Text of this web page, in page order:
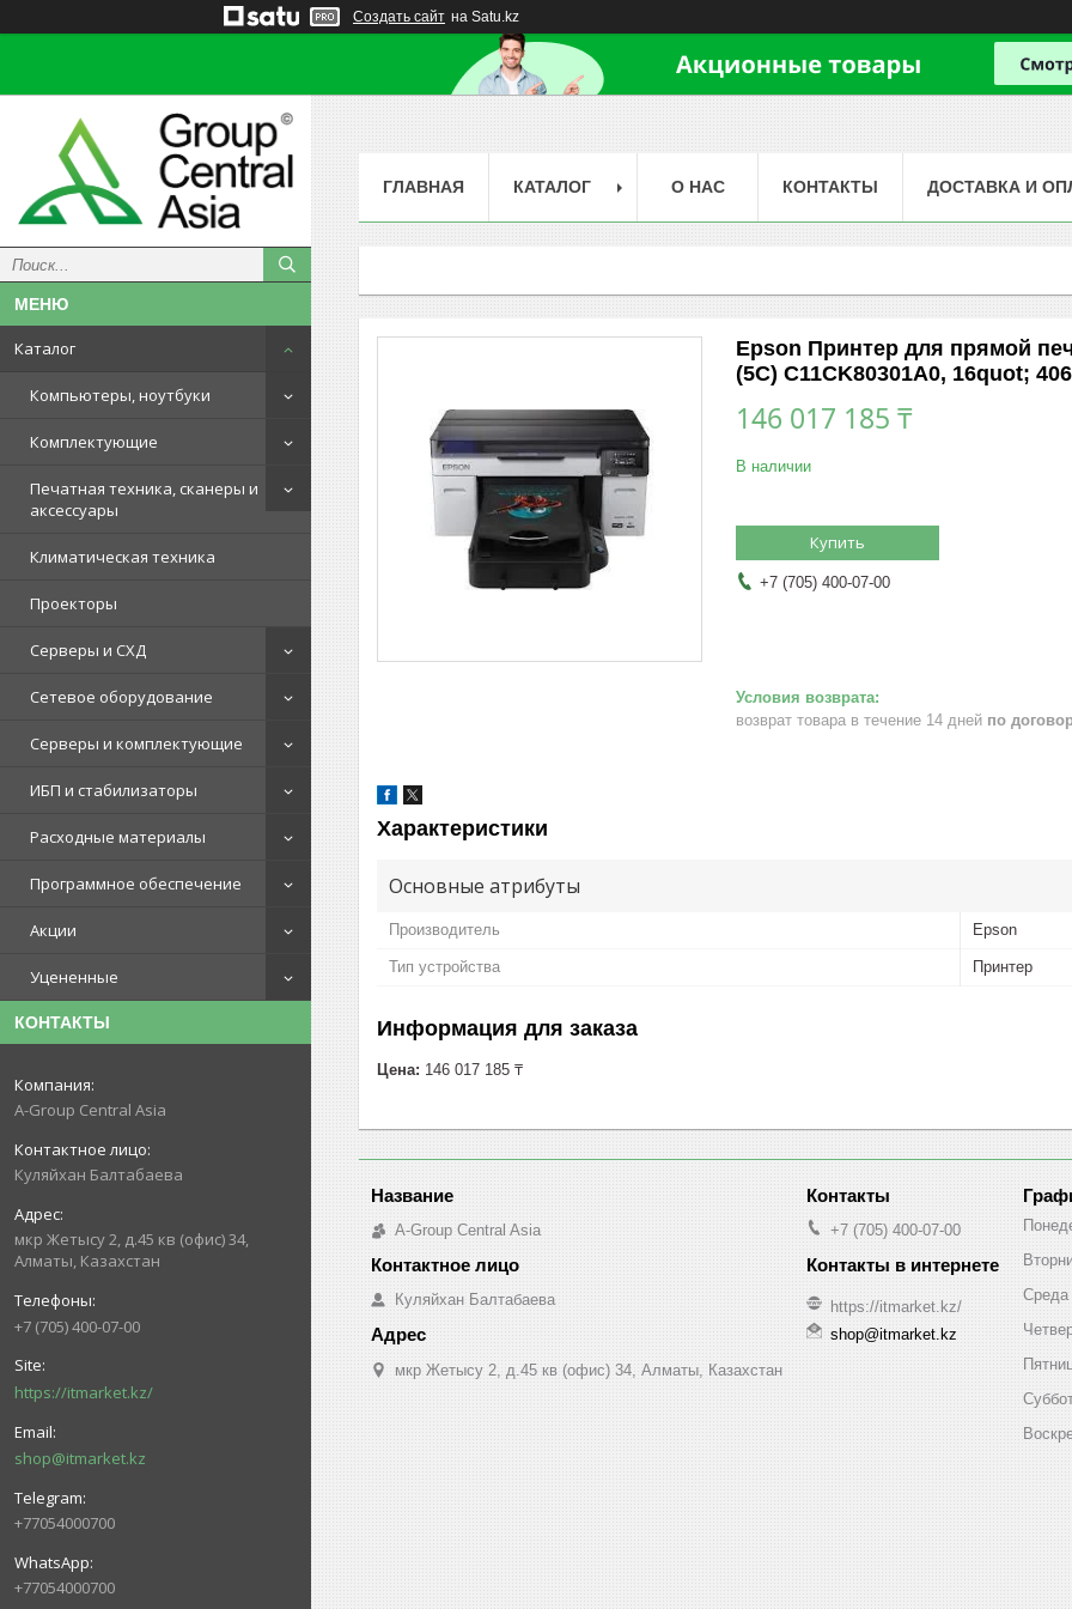
Создать сайт на Satu.kz
Каталог
Компьютеры, ноутбуки
Комплектующие
Печатная техника, сканеры и
аксессуары
Климатическая техника
Проекторы
Серверы и СХД
Сетевое оборудование
Серверы и комплектующие
ИБП и стабилизаторы
Расходные материалы
Программное обеспечение
Акции
Уцененные
КОНТАКТЫ
A-Group Central Asia
Куляйхан Балтабаева
мкр Жетысу 2, д.45 кв (офис) 34,
Алматы, Казахстан
+7 (705) 400-07-00
https://itmarket.kz/
shop@itmarket.kz
+77054000700
+77054000700
ГЛАВНАЯ КАТАЛОГ О НАС КОНТАКТЫ ДОСТАВКА И
Epson Принтер для прямой
(5C) C11CK80301A0, 16quot;
146 017 185 ₸
В наличии
Купить
+7 (705) 400-07-00
возврат товара в течение 14 дней по
Характеристики
Основные атрибуты
Производитель Epson
Тип устройства Принтер
Информация для заказа
Цена: 146 017 185 ₸
A-Group Central Asia
Куляйхан Балтабаева
мкр Жетысу 2, д.45 кв (офис) 34, Алматы, Казахстан
+7 (705) 400-07-00
https://itmarket.kz/
shop@itmarket.kz
Среда